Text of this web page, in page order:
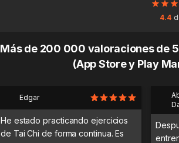
4.4
Más de 200 000 valoraciones de
(App Store y Play
Edgar
He estado practicando ejercicios
de Tai Chi de forma continua. Es